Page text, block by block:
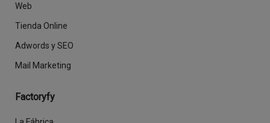
Web
Tienda Online
Adwords y SEO
Mail Marketing
Factoryfy